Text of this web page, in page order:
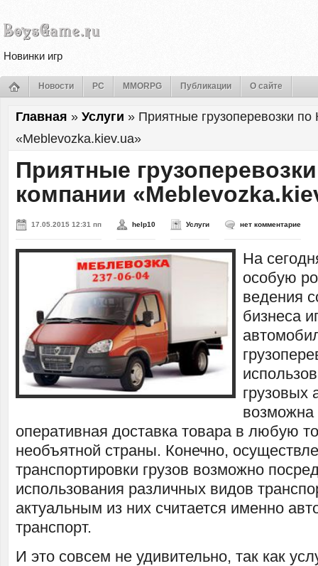
Новинки игр
Новости PC MMORPG Публикации О сайте
Главная » Услуги » Приятные грузоперевозки по
«Meblevozka.kiev.ua»
Приятные
компании
17.05.2015 12:31 пп help10 Услуги нет комментарие
На
особую
ведения
бизнеса
грузовых
возможна
оперативная доставка товара в любую
необъятной страны. Конечно,
транспортировки грузов возможно
использования различных видов
актуальным из них считается именно
транспорт.
И это совсем не удивительно, так как